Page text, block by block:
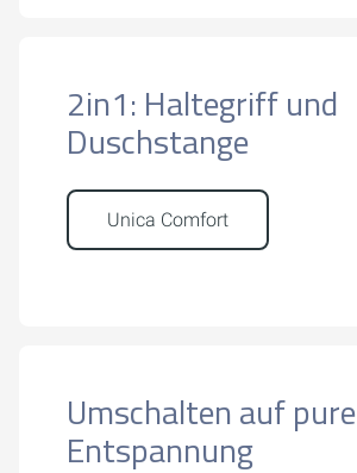
2in1: Haltegriff und
Duschstange
Unica Comfort
Umschalten auf pure
Entspannung